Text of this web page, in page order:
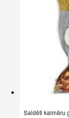
Saldēti kalmāru